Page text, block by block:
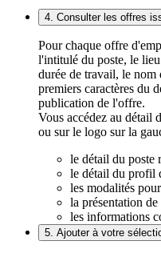
4. Consulter les offres
Pour chaque offre
l'intitulé du poste, le
durée de travail, le nom
premiers caractères du
publication de l'offre.
Vous accédez au détail
ou sur le logo sur la
le détail du poste
le détail du profil
les modalités
la présentation
les informations
5. Ajouter à votre